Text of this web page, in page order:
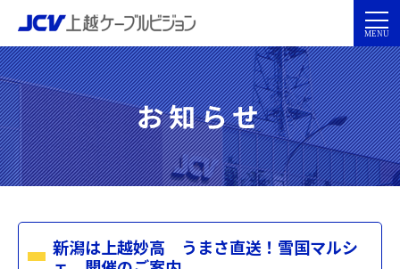
お知らせ
新潟は上越妙高 うまさ直送！雪国マルシ